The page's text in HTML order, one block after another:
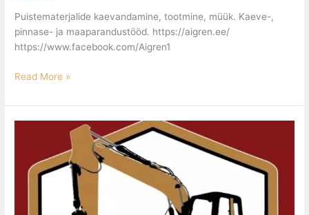
Puistematerjalide kaevandamine, tootmine, müük. Kaeve-,
pinnase- ja maaparandustööd. https://aigren.ee/
https://www.facebook.com/Aigren1
Read More »